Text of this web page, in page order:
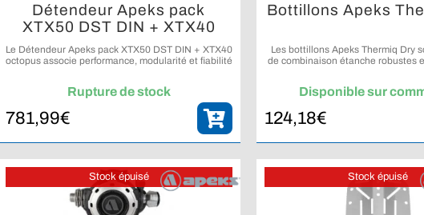
Détendeur Apeks pack
XTX50 DST DIN + XTX40
octopus
Le Détendeur Apeks pack XTX50 DST DIN + XTX40
octopus associe performance, modularité et fiabilité
Rupture de stock
781,99€
Bottillons Apeks
Les bottillons Apeks Thermiq Dry
de combinaison étanche robustes
Disponible sur
124,18€
Stock épuisé Stock épuisé